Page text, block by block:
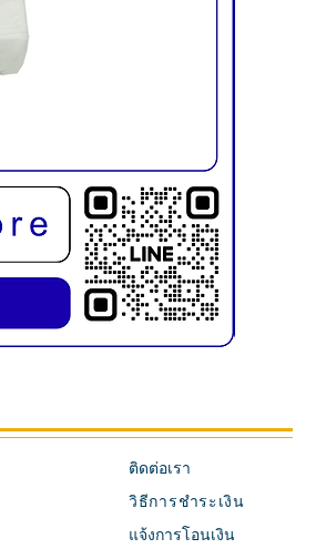
ติดต่อเรา
วิธีการชำระเงิน
แจ้งการโอนเงิน